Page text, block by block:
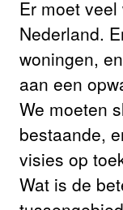
Er moet
Nederland.
woningen,
aan een
We moeten
bestaande,
visies op
Wat is de